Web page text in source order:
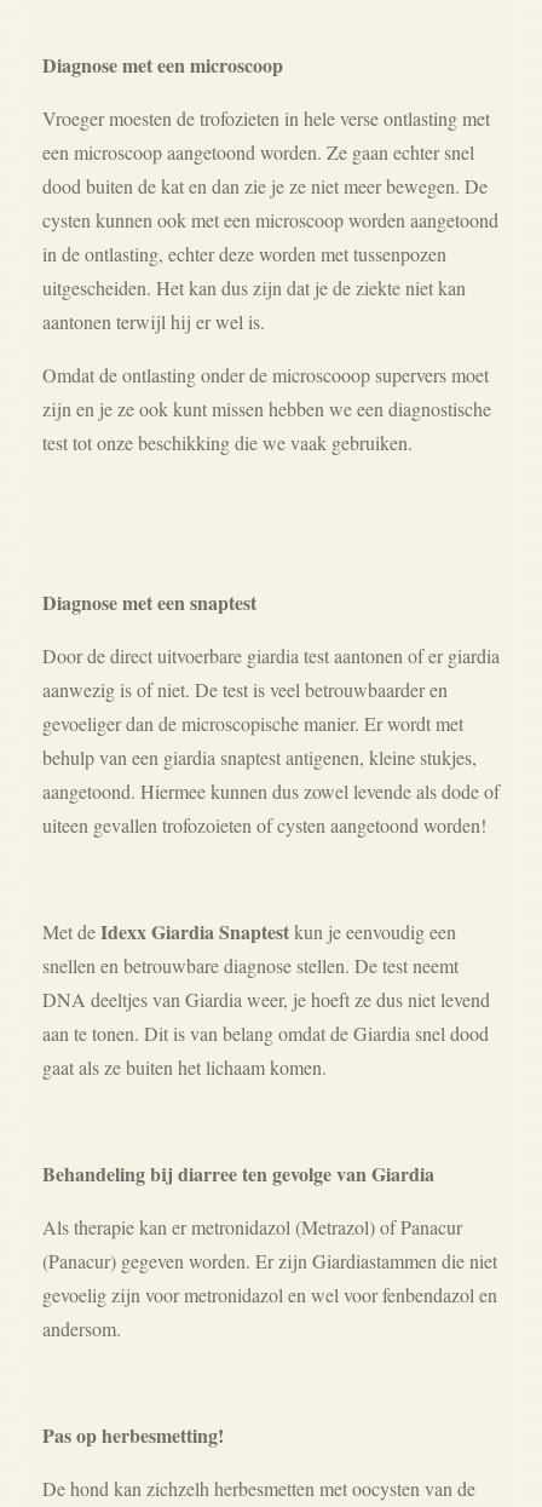
Diagnose met een microscoop
Vroeger moesten de trofozieten in hele verse ontlasting met
een microscoop aangetoond worden. Ze gaan echter snel
dood buiten de kat en dan zie je ze niet meer bewegen. De
cysten kunnen ook met een microscoop worden aangetoond
in de ontlasting, echter deze worden met tussenpozen
uitgescheiden. Het kan dus zijn dat je de ziekte niet kan
aantonen terwijl hij er wel is.
Omdat de ontlasting onder de microscooop supervers moet
zijn en je ze ook kunt missen hebben we een diagnostische
test tot onze beschikking die we vaak gebruiken.
Diagnose met een snaptest
Door de direct uitvoerbare giardia test aantonen of er giardia
aanwezig is of niet. De test is veel betrouwbaarder en
gevoeliger dan de microscopische manier. Er wordt met
behulp van een giardia snaptest antigenen, kleine stukjes,
aangetoond. Hiermee kunnen dus zowel levende als dode of
uiteen gevallen trofozoieten of cysten aangetoond worden!
Met deIdexx Giardia Snaptestkun je eenvoudig een
snellen en betrouwbare diagnose stellen. De test neemt
DNA deeltjes van Giardia weer, je hoeft ze dus niet levend
aan te tonen. Dit is van belang omdat de Giardia snel dood
gaat als ze buiten het lichaam komen.
Behandeling bij diarree ten gevolge van Giardia
Als therapie kan er metronidazol (Metrazol) of Panacur
(Panacur) gegeven worden. Er zijn Giardiastammen die niet
gevoelig zijn voor metronidazol en wel voor fenbendazol en
andersom.
Pas op herbesmetting!
De hond kan zichzelh herbesmetten met oocysten van de